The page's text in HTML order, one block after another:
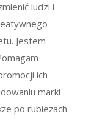
ludzi i
Jestem
ich
marki
po rubieżach